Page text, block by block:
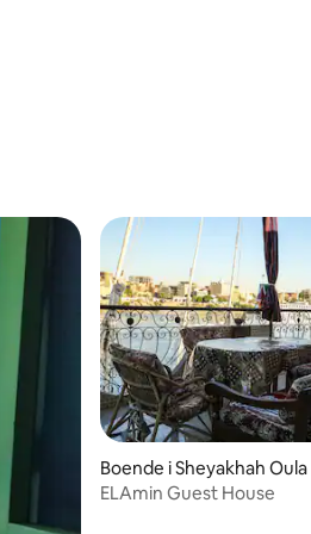
Boende i Sheyakhah Oula
ELAmin Guest House